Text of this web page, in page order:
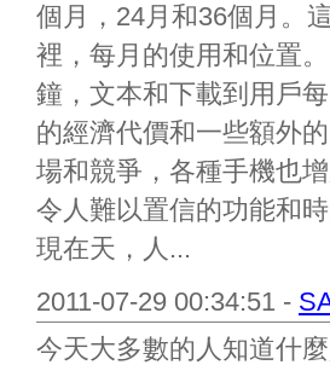
個月，24月和36個月。
裡，每月的使用和位置
鐘，文本和下載到用戶
的經濟代價和一些額外
場和競爭，各種手機也
令人難以置信的功能和
現在天，人...
2011-07-29 00:34:51 -
今天大多數的人知道什